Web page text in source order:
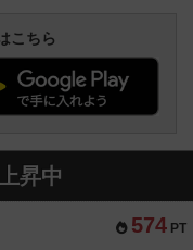
こちら
昇中
574 PT